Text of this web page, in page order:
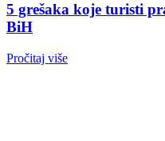
5 grešaka koje turisti
BiH
Pročitaj više